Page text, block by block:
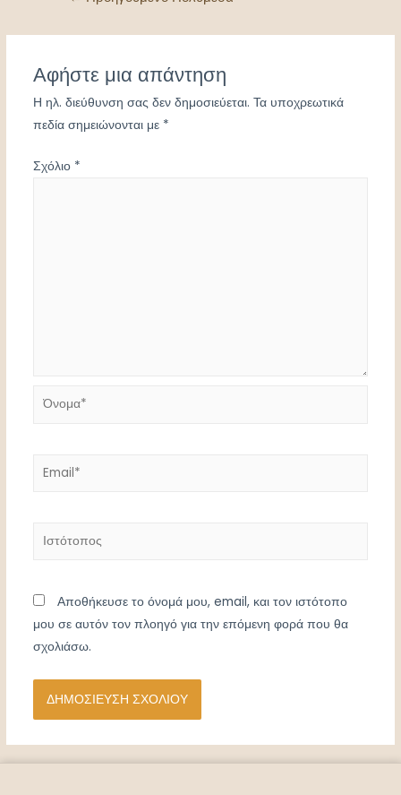
Αφήστε μια απάντηση
Η ηλ. διεύθυνση σας δεν δημοσιεύεται. Τα υποχρεωτικά
πεδία σημειώνονται με *
Σχόλιο *
Όνομα*
Email*
Ιστότοπος
Αποθήκευσε το όνομά μου, email, και τον ιστότοπο
μου σε αυτόν τον πλοηγό για την επόμενη φορά που θα
σχολιάσω.